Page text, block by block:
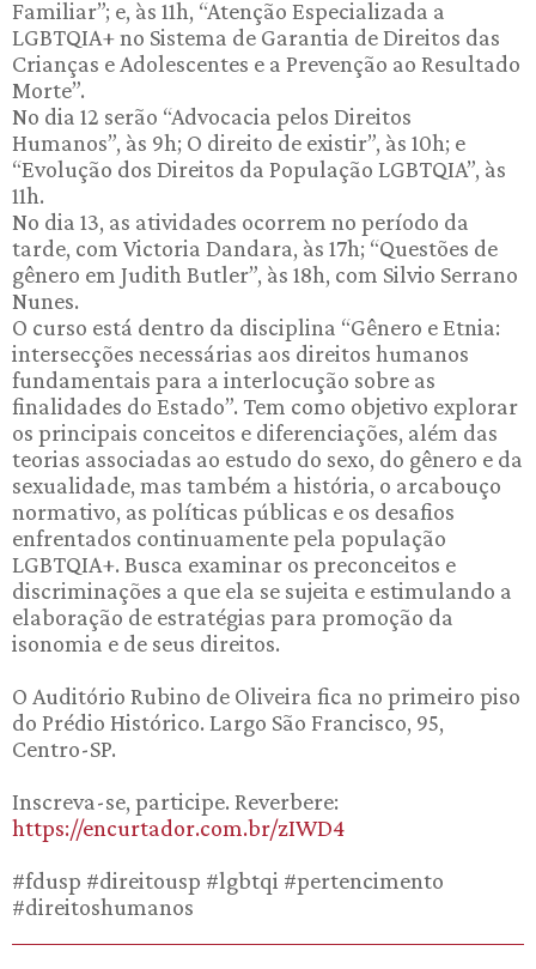
Familiar”; e, às 11h, “Atenção Especializada a
LGBTQIA+ no Sistema de Garantia de Direitos das
Crianças e Adolescentes e a Prevenção ao Resultado
Morte”.
No dia 12 serão “Advocacia pelos Direitos
Humanos”, às 9h; O direito de existir”, às 10h; e
“Evolução dos Direitos da População LGBTQIA”, às
11h.
No dia 13, as atividades ocorrem no período da
tarde, com Victoria Dandara, às 17h; “Questões de
gênero em Judith Butler”, às 18h, com Silvio Serrano
Nunes.
O curso está dentro da disciplina “Gênero e Etnia:
intersecções necessárias aos direitos humanos
fundamentais para a interlocução sobre as
finalidades do Estado”. Tem como objetivo explorar
os principais conceitos e diferenciações, além das
teorias associadas ao estudo do sexo, do gênero e da
sexualidade, mas também a história, o arcabouço
normativo, as políticas públicas e os desafios
enfrentados continuamente pela população
LGBTQIA+. Busca examinar os preconceitos e
discriminações a que ela se sujeita e estimulando a
elaboração de estratégias para promoção da
isonomia e de seus direitos.
O Auditório Rubino de Oliveira fica no primeiro piso
do Prédio Histórico. Largo São Francisco, 95,
Centro-SP.
Inscreva-se, participe. Reverbere:
https://encurtador.com.br/zIWD4
#fdusp #direitousp #lgbtqi #pertencimento
#direitoshumanos